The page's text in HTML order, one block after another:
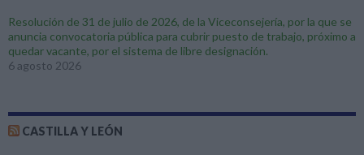
Resolución de 31 de julio de 2026, de la Viceconsejería, por la que se
anuncia convocatoria pública para cubrir puesto de trabajo, próximo a
quedar vacante, por el sistema de libre designación.
6 agosto 2026
CASTILLA Y LEÓN